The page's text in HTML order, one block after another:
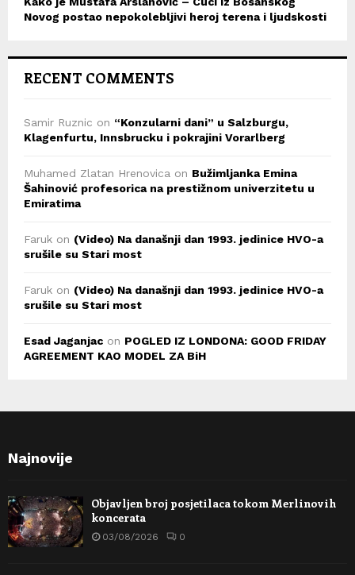
Novog postao nepokolebljivi heroj terena i ljudskosti
RECENT COMMENTS
Samir Ruznic on “Konzularni dani” u Salzburgu,
Klagenfurtu, Innsbrucku i pokrajini Vorarlberg
Muhamed Zlatan Hrenovica on Bužimljanka Emina
Šahinović profesorica na prestižnom univerzitetu u
Emiratima
Faruk on (Video) Na današnji dan 1993. jedinice HVO-a
srušile su Stari most
Faruk on (Video) Na današnji dan 1993. jedinice HVO-a
srušile su Stari most
Esad Jaganjac on POGLED IZ LONDONA: GOOD FRIDAY
AGREEMENT KAO MODEL ZA BiH
Najnovije
Objavljen broj posjetilaca tokom Merlinovih
koncerata
03/08/2026 0